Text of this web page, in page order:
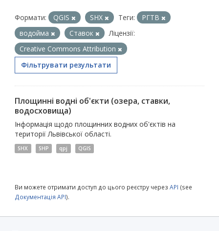
Формати: QGIS SHX Теги:
РГТВ
водойма
Ставок
Ліцензії:
Creative Commons Attribution
Фільтрувати результати
Площинні водні об'єкти (озера, ставки,
водосховища)
Інформація щодо площинних водних об'єктів на
території Львівської області.
SHX SHP qpj QGIS
Ви можете отримати доступ до цього реєстру через API (see
Документація API).